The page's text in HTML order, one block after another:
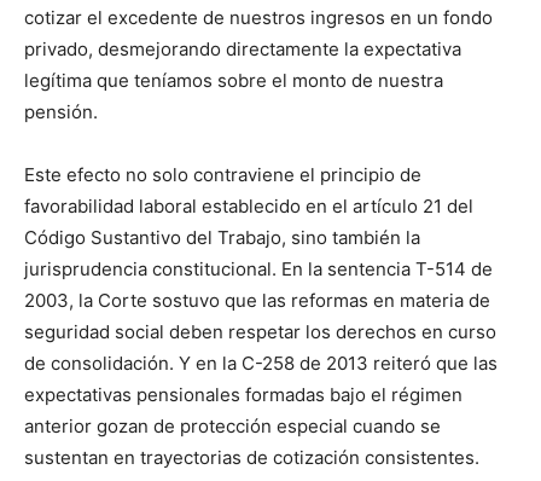
cotizar el excedente de nuestros ingresos en un fondo
privado, desmejorando directamente la expectativa
legítima que teníamos sobre el monto de nuestra
pensión.
Este efecto no solo contraviene el principio de
favorabilidad laboral establecido en el artículo 21 del
Código Sustantivo del Trabajo, sino también la
jurisprudencia constitucional. En la sentencia T-514 de
2003, la Corte sostuvo que las reformas en materia de
seguridad social deben respetar los derechos en curso
de consolidación. Y en la C-258 de 2013 reiteró que las
expectativas pensionales formadas bajo el régimen
anterior gozan de protección especial cuando se
sustentan en trayectorias de cotización consistentes.